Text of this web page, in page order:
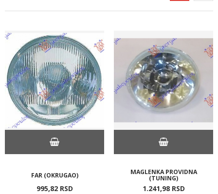
FAR (OKRUGAO)
995,82 RSD
MAGLENKA PROVIDNA
(TUNING)
1.241,98 RSD